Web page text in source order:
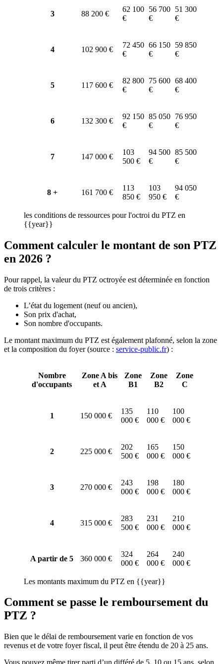
3 88 200 €
62 100
€
56 700
€
51 300
€
4 102 900 €
72 450
€
66 150
€
59 850
€
5 117 600 €
82 800
€
75 600
€
68 400
€
6 132 300 €
92 150
€
85 050
€
76 950
€
7 147 000 €
103
500 €
94 500
€
85 500
€
8 + 161 700 €
113
850 €
103
950 €
94 050
€
les conditions de ressources pour l'octroi du PTZ en
{{year}}
Comment calculer le montant de son PTZ
en 2026 ?
Pour rappel, la valeur du PTZ octroyée est déterminée en fonction
de trois critères :
L’état du logement (neuf ou ancien),
Son prix d'achat,
Son nombre d'occupants.
Le montant maximum du PTZ est également plafonné, selon la zone
et la composition du foyer (source : service-public.fr) :
Nombre
d'occupants
Zone A bis
et A
Zone
B1
Zone
B2
Zone
C
1 150 000 €
135
000 €
110
000 €
100
000 €
2 225 000 €
202
500 €
165
000 €
150
000 €
3 270 000 €
243
000 €
198
000 €
180
000 €
4 315 000 €
283
500 €
231
000 €
210
000 €
A partir de 5 360 000 €
324
000 €
264
000 €
240
000 €
Les montants maximum du PTZ en {{year}}
Comment se passe le remboursement du
PTZ ?
Bien que le délai de remboursement varie en fonction de vos
revenus et de votre foyer fiscal, il peut être étendu de 20 à 25 ans.